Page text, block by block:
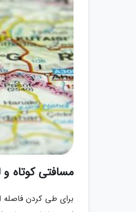
مسافتی کوتاه
برای طی کردن